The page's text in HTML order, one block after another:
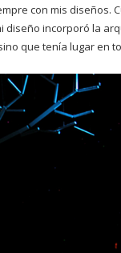
con mis diseños.
diseño incorporó la
que tenía lugar en